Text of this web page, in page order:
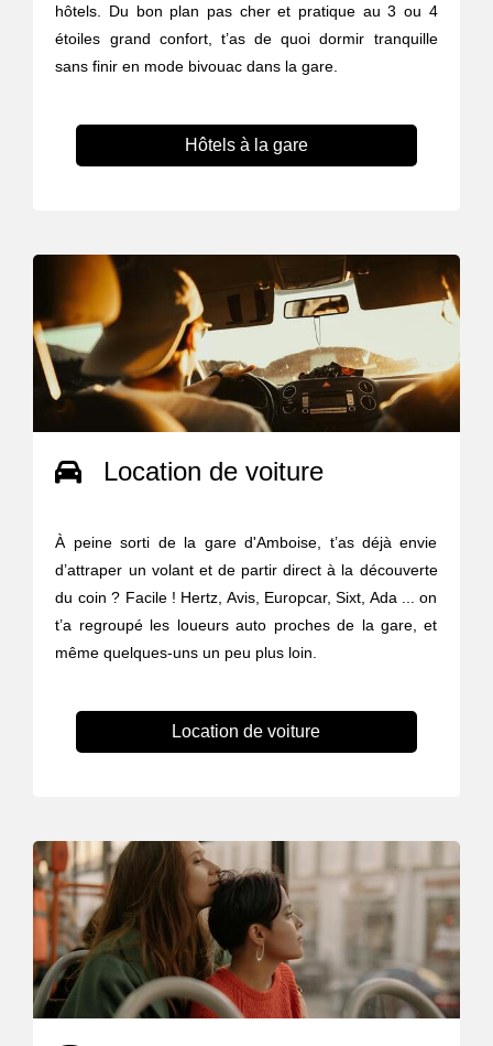
hôtels. Du bon plan pas cher et pratique au 3 ou 4
étoiles grand confort, t’as de quoi dormir tranquille
sans finir en mode bivouac dans la gare.
Hôtels à la gare
Location de voiture
À peine sorti de la gare d'Amboise, t’as déjà envie
d’attraper un volant et de partir direct à la découverte
du coin ? Facile ! Hertz, Avis, Europcar, Sixt, Ada ... on
t’a regroupé les loueurs auto proches de la gare, et
même quelques-uns un peu plus loin.
Location de voiture